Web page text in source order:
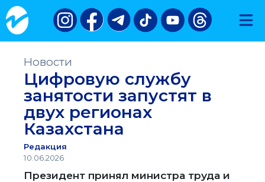
Новости
Цифровую службу
занятости запустят в
двух регионах
Казахстана
Редакция
10.06.2026
Президент принял министра труда и